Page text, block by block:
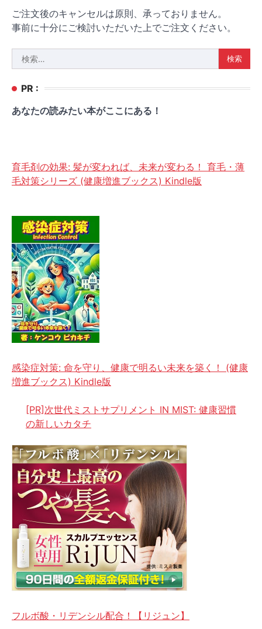
ご注文後のキャンセルは原則、承っておりません。
事前に十分にご検討いただいた上でご注文ください。
索:
PR :
あなたの読みたい本がここにある！
育毛剤の効果: 髪が変われば、未来が変わる！ 育毛・薄
毛対策シリーズ (健康増進ブックス) Kindle版
感染症対策: 命を守り、健康で明るい未来を築く！ (健康
増進ブックス) Kindle版
[PR]次世代ミストサプリメント IN MIST: 健康習慣
の新しいカタチ
フルボ酸・リデンシル配合！【リジュン】